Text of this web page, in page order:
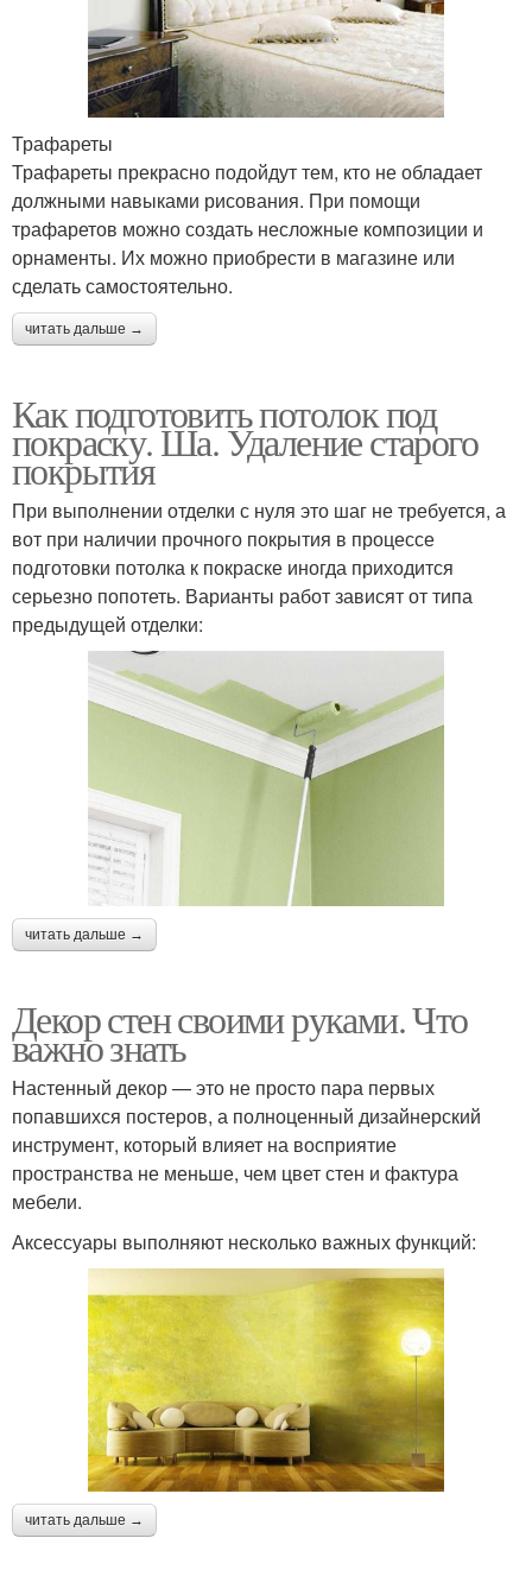
Трафареты
Трафареты прекрасно подойдут тем, кто не обладает
должными навыками рисования. При помощи
трафаретов можно создать несложные композиции и
орнаменты. Их можно приобрести в магазине или
сделать самостоятельно.
читать дальше →
Как подготовить потолок под
покраску. Ша. Удаление старого
покрытия
При выполнении отделки с нуля это шаг не требуется, а
вот при наличии прочного покрытия в процессе
подготовки потолка к покраске иногда приходится
серьезно попотеть. Варианты работ зависят от типа
предыдущей отделки:
читать дальше →
Декор стен своими руками. Что
важно знать
Настенный декор — это не просто пара первых
попавшихся постеров, а полноценный дизайнерский
инструмент, который влияет на восприятие
пространства не меньше, чем цвет стен и фактура
мебели.
Аксессуары выполняют несколько важных функций:
читать дальше →